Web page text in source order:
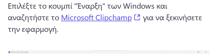
Επιλέξτε το κουμπί "Έναρξη" των Windows και
αναζητήστε το Microsoft Clipchamp (opens in a new tab)
για να ξεκινήσετε
την εφαρμογή.